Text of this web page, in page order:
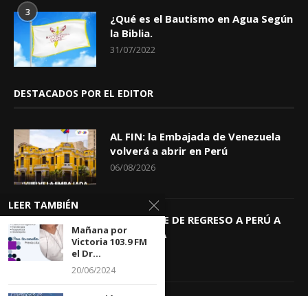
3
¿Qué es el Bautismo en Agua Según
la Biblia.
31/07/2022
DESTACADOS POR EL EDITOR
AL FIN: la Embajada de Venezuela
volverá a abrir en Perú
06/08/2026
KEIKO TRAE DE REGRESO A PERÚ A
GIOVANNA
LEER TAMBIÉN
Mañana por
Victoria 103.9 FM
el Dr...
20/06/2024